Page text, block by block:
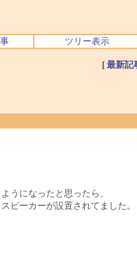
ツリー表示
[ 最新記
うになったと思ったら、
ピーカーが設置されてました。